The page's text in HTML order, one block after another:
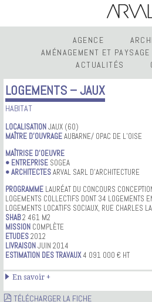
AGENCE
AMÉNAGEMENT ET PAYSAGE
ACTUALITÉS
LOGEMENTS – JAUX
HABITAT
LOCALISATIONJAUX (60)
MAÎTRE D’OUVRAGEAUBARNE/ OPAC DE L’OISE
MAÎTRISE D’OEUVRE
• ENTREPRISE SOGEA
• ARCHITECTESARVAL SARL D’ARCHITECTURE
PROGRAMME LAURÉAT DU CONCOURS
LOGEMENTS COLLECTIFS DONT 34 LOGEMENTS
LOGEMENTS LOCATIFS SOCIAUX, RUE CHARLES
SHAB2 461 M2
MISSION COMPLÈTE
ETUDES2012
LIVRAISONJUIN 2014
ESTIMATION DES TRAVAUX4 091 000 € HT
En savoir +
TÉLÉCHARGER LA FICHE